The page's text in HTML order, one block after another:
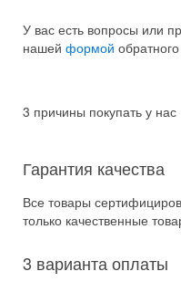
У вас есть вопросы или
нашей формой
3 причины покупать у нас
Гарантия качества
Все товары
только качественные
3 варианта оплаты